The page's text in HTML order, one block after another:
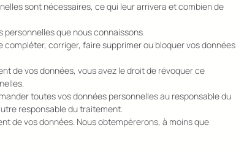
sont nécessaires, ce qui leur arrivera et combien de
personnelles que nous connaissons.
corriger, faire supprimer ou bloquer vos données
de vos données, vous avez le droit de révoquer ce
toutes vos données personnelles au responsable du
responsable du traitement.
de vos données. Nous obtempérerons, à moins que